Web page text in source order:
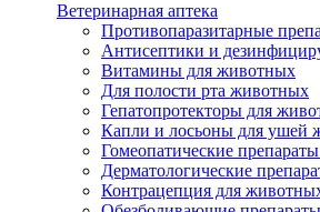
Ветеринарная аптека
Противопаразитарные
Антисептики и
Витамины для животных
Для полости рта животных
Гепатопротекторы для
Капли и лосьоны для ушей
Гомеопатические
Дерматологические
Контрацепция для